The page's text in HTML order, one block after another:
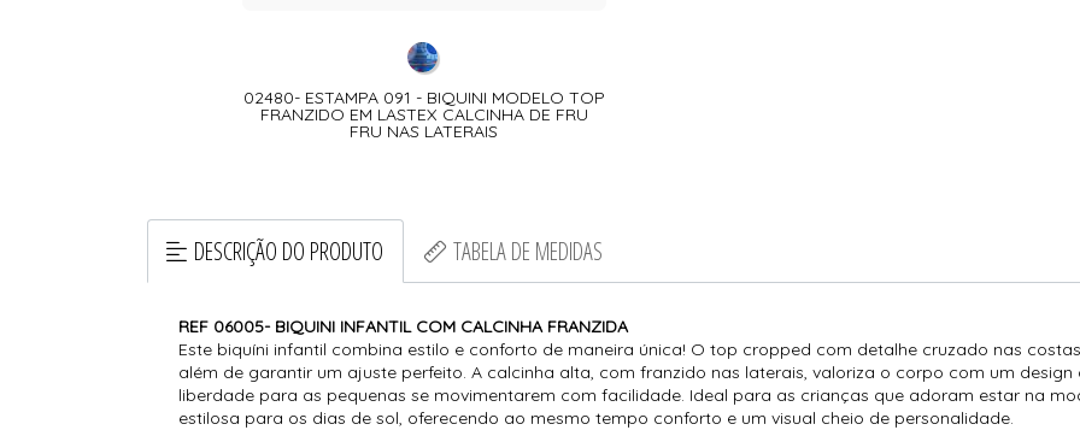
02480- ESTAMPA 091 - BIQUINI MODELO TOP
FRANZIDO EM LASTEX CALCINHA DE FRU
FRU NAS LATERAIS
DESCRIÇÃO DO PRODUTO TABELA DE MEDIDAS
REF 06005- BIQUINI INFANTIL COM CALCINHA FRANZIDA
Este biquíni infantil combina estilo e conforto de maneira única! O top cropped com detalhe cruzado nas
além de garantir um ajuste perfeito. A calcinha alta, com franzido nas laterais, valoriza o corpo com um
liberdade para as pequenas se movimentarem com facilidade. Ideal para as crianças que adoram estar na
estilosa para os dias de sol, oferecendo ao mesmo tempo conforto e um visual cheio de personalidade.